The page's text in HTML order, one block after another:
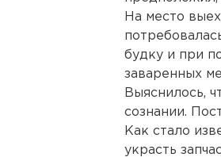
На место
будку и при
заваренных
Выяснилось,
сознании.
Как стало
украсть